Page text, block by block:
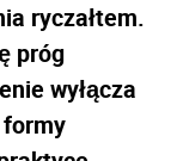
ryczałtem.
próg
wyłącza